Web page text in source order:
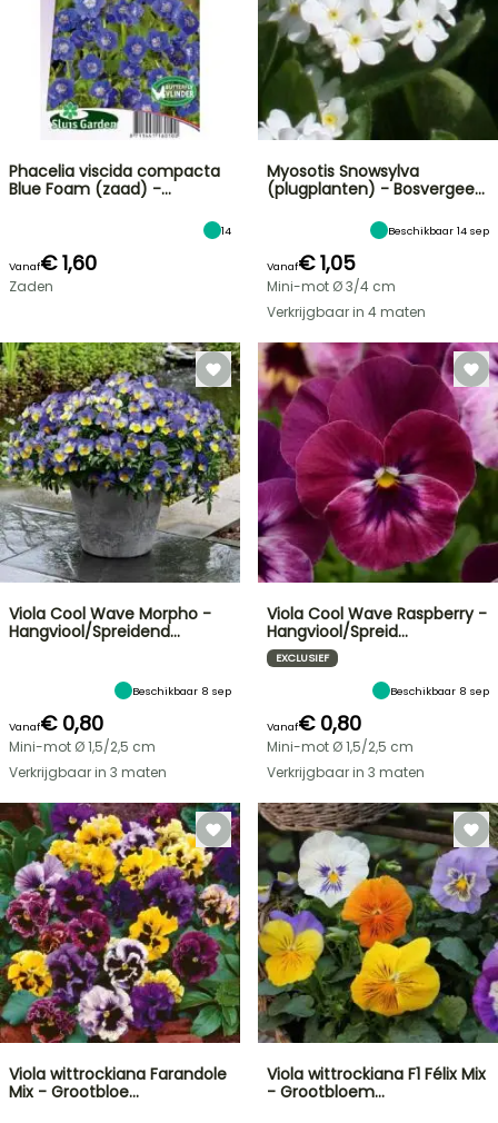
Phacelia viscida compacta
Blue Foam (zaad) -…
14
Vanaf€ 1,60
Zaden
Myosotis Snowsylva
(plugplanten) - Bosvergee…
Beschikbaar 14 sep
Vanaf€ 1,05
Mini-mot Ø 3/4 cm
Verkrijgbaar in 4 maten
Viola Cool Wave Morpho -
Hangviool/Spreidend…
Beschikbaar 8 sep
Vanaf€ 0,80
Mini-mot Ø 1,5/2,5 cm
Verkrijgbaar in 3 maten
Viola Cool Wave Raspberry -
Hangviool/Spreid…
EXCLUSIEF
Beschikbaar 8 sep
Vanaf€ 0,80
Mini-mot Ø 1,5/2,5 cm
Verkrijgbaar in 3 maten
Viola wittrockiana Farandole
Mix - Grootbloe…
Viola wittrockiana F1 Félix Mix
- Grootbloem…